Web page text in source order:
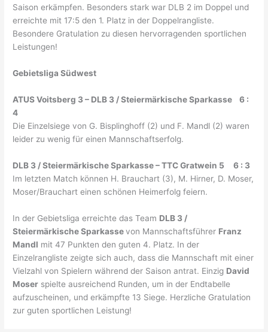
Saison erkämpfen. Besonders stark war DLB 2 im Doppel und
erreichte mit 17:5 den 1. Platz in der Doppelrangliste.
Besondere Gratulation zu diesen hervorragenden sportlichen
Leistungen!
Gebietsliga Südwest
ATUS Voitsberg 3 – DLB 3 / Steiermärkische Sparkasse 6 :
4
Die Einzelsiege von G. Bisplinghoff (2) und F. Mandl (2) waren
leider zu wenig für einen Mannschaftserfolg.
DLB 3 / Steiermärkische Sparkasse – TTC Gratwein 5 6 : 3
Im letzten Match können H. Brauchart (3), M. Hirner, D. Moser,
Moser/Brauchart einen schönen Heimerfolg feiern.
In der Gebietsliga erreichte das Team DLB 3 /
Steiermärkische Sparkassevon Mannschaftsführer Franz
Mandl mit 47 Punkten den guten 4. Platz. In der
Einzelrangliste zeigte sich auch, dass die Mannschaft mit einer
Vielzahl von Spielern während der Saison antrat. Einzig David
Moser spielte ausreichend Runden, um in der Endtabelle
aufzuscheinen, und erkämpfte 13 Siege. Herzliche Gratulation
zur guten sportlichen Leistung!